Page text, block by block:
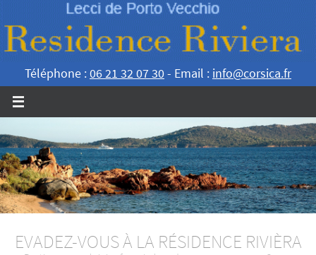
Téléphone :06 21 32 07 30- Email : info@corsica.fr
EVADEZ-VOUS À LA RÉSIDENCE RIVIÈRA